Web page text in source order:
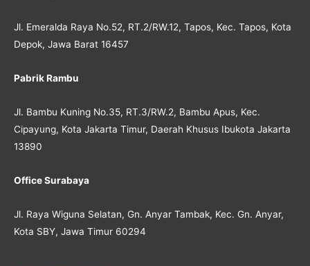
Jl. Emeralda Raya No.52, RT.2/RW.12, Tapos, Kec. Tapos, Kota
Depok, Jawa Barat 16457
Pabrik Rambu
Jl. Bambu Kuning No.35, RT.3/RW.2, Bambu Apus, Kec.
Cipayung, Kota Jakarta Timur, Daerah Khusus Ibukota Jakarta
13890
Office Surabaya
Jl. Raya Wiguna Selatan, Gn. Anyar Tambak, Kec. Gn. Anyar,
Kota SBY, Jawa Timur 60294